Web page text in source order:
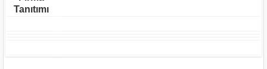
Tanıtımı